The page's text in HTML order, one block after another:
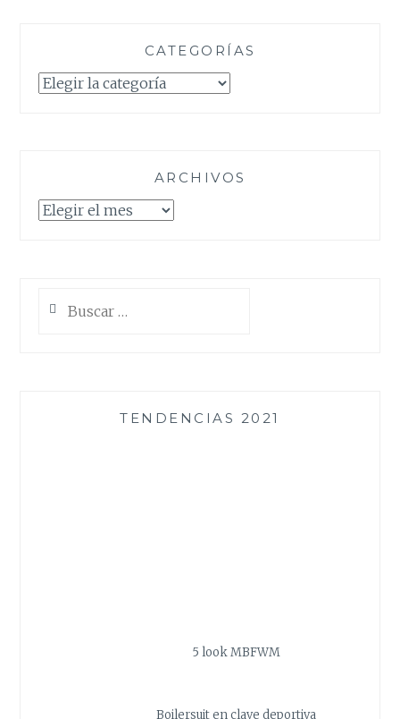
CATEGORÍAS
Categorías
ARCHIVOS
Archivos
TENDENCIAS 2021
5 look MBFWM
Boilersuit en clave deportiva